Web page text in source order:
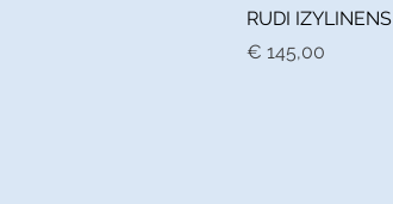
RUDI
Prijs
€ 145,00